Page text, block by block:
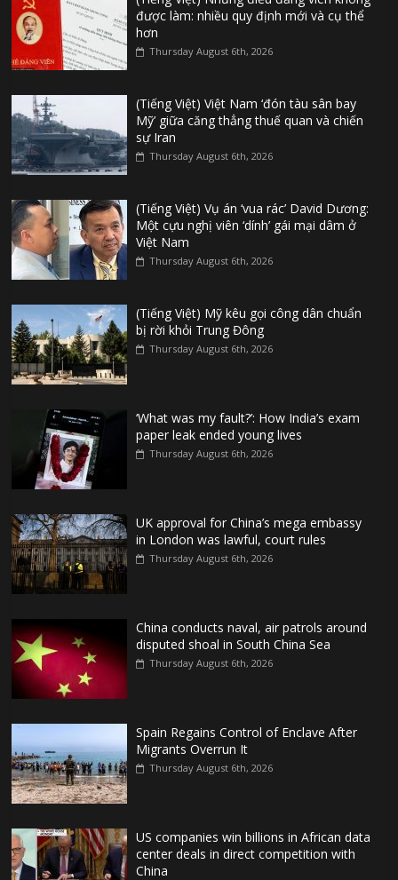
được làm: nhiều quy định mới và cụ thể
hơn
Thursday August 6th, 2026
(Tiếng Việt) Việt Nam ‘đón tàu sân bay
Mỹ’ giữa căng thẳng thuế quan và chiến
sự Iran
Thursday August 6th, 2026
(Tiếng Việt) Vụ án ‘vua rác’ David Dương:
Một cựu nghị viên ‘dính’ gái mại dâm ở
Việt Nam
Thursday August 6th, 2026
(Tiếng Việt) Mỹ kêu gọi công dân chuẩn
bị rời khỏi Trung Đông
Thursday August 6th, 2026
‘What was my fault?’: How India’s exam
paper leak ended young lives
Thursday August 6th, 2026
UK approval for China’s mega embassy
in London was lawful, court rules
Thursday August 6th, 2026
China conducts naval, air patrols around
disputed shoal in South China Sea
Thursday August 6th, 2026
Spain Regains Control of Enclave After
Migrants Overrun It
Thursday August 6th, 2026
US companies win billions in African data
center deals in direct competition with
China